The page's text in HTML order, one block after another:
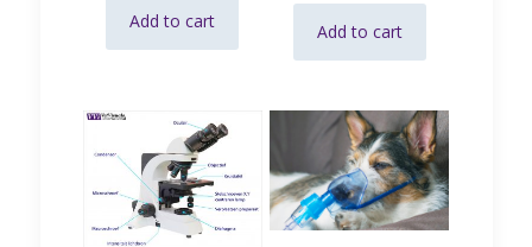
Add to cart Add to cart